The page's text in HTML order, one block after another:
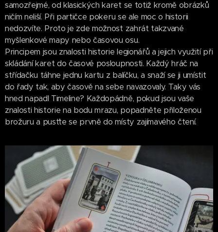
samozřejmé, od klasických karet se totiž kromě obrázků
ničím neliší. Při partičce pokeru se ale moc o historii
nedozvíte. Proto je zde možnost zahrát takzvané
myšlenkové mapy nebo časovou osu.
Principem jsou znalosti historie legionářů a jejich využití při
skládání karet do časové posloupnosti. Každý hráč na
střídačku táhne jednu kartu z balíčku, a snaží se ji umístit
do řady tak, aby časově na sebe navazovaly. Taky vás
hned napadl Timeline? Každopádně, pokud jsou vaše
znalosti historie na bodu mrazu, popadněte přiloženou
brožuru a pusťte se prvně do místy zajímavého čtení.